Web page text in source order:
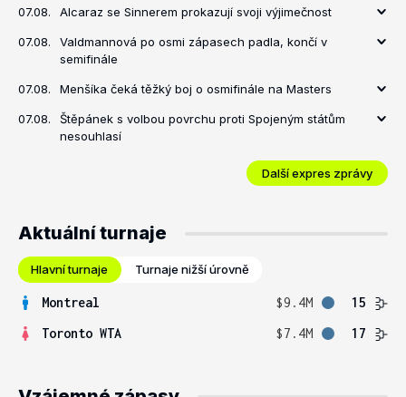
07.08. Alcaraz se Sinnerem prokazují svoji výjimečnost
07.08.
Valdmannová po osmi zápasech padla, končí v
semifinále
07.08. Menšíka čeká těžký boj o osmifinále na Masters
07.08.
Štěpánek s volbou povrchu proti Spojeným státům
nesouhlasí
Další expres zprávy
Aktuální turnaje
Hlavní turnaje Turnaje nižší úrovně
Montreal $9.4M
15
Toronto WTA
$7.4M 17